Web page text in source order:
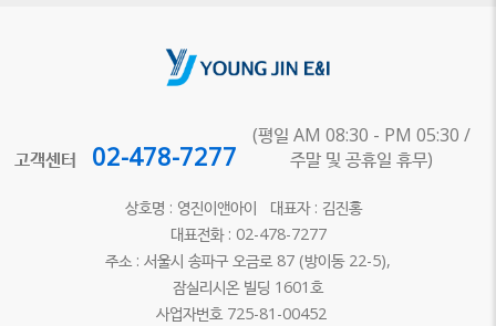
고객센터 02-478-7277
(평일 AM 08:30 - PM 05:30 /
주말 및 공휴일 휴무)
상호명 : 영진이앤아이 대표자 : 김진홍
대표전화 : 02-478-7277
주소 : 서울시 송파구 오금로 87 (방이동 22-5),
잠실리시온 빌딩 1601호
사업자번호 725-81-00452